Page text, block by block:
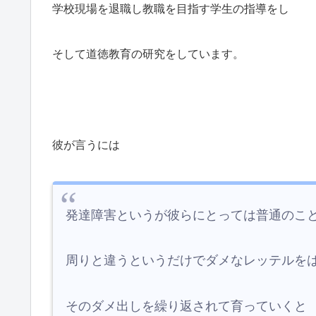
学校現場を退職し教職を目指す学生の指導をし
そして道徳教育の研究をしています。
彼が言うには
発達障害というが彼らにとっては普通のこ
周りと違うというだけでダメなレッテルを
そのダメ出しを繰り返されて育っていくと